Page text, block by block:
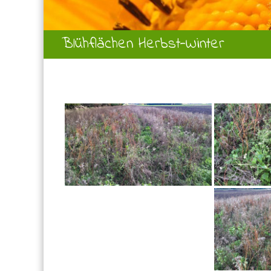
Blühflächen Herbst-Winter